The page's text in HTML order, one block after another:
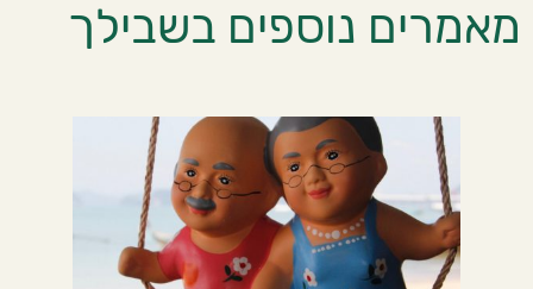
מאמרים נוספים בשבילך